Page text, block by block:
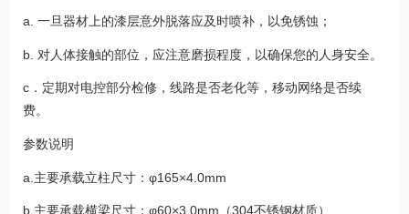
a. 一旦器材上的漆层意外脱落应及时喷补，以免锈蚀；
b. 对人体接触的部位，应注意磨损程度，以确保您的人身安全。
c．定期对电控部分检修，线路是否老化等，移动网络是否续
费。
参数说明
a.主要承载立柱尺寸：φ165×4.0mm
b.主要承载横梁尺寸：φ60×3.0mm（304不锈钢材质）